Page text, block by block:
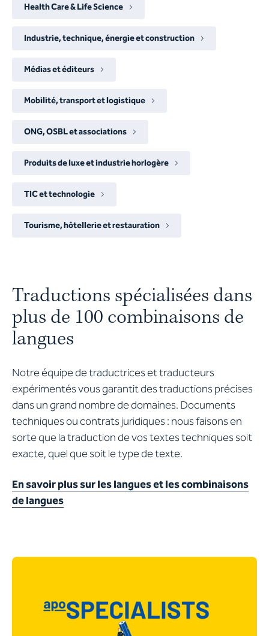
Health Care & Life Science
Industrie, technique, énergie et construction
Médias et éditeurs
Mobilité, transport et logistique
ONG, OSBL et associations
Produits de luxe et industrie horlogère
TIC et technologie
Tourisme, hôtellerie et restauration
Traductions spécialisées dans
plus de 100 combinaisons de
langues
Notre équipe de traductrices et traducteurs
expérimentés vous garantit des traductions précises
dans un grand nombre de domaines. Documents
techniques ou contrats juridiques : nous faisons en
sorte que la traduction de vos textes techniques soit
exacte, quel que soit le type de texte.
En savoir plus sur les langues et les combinaisons
de langues